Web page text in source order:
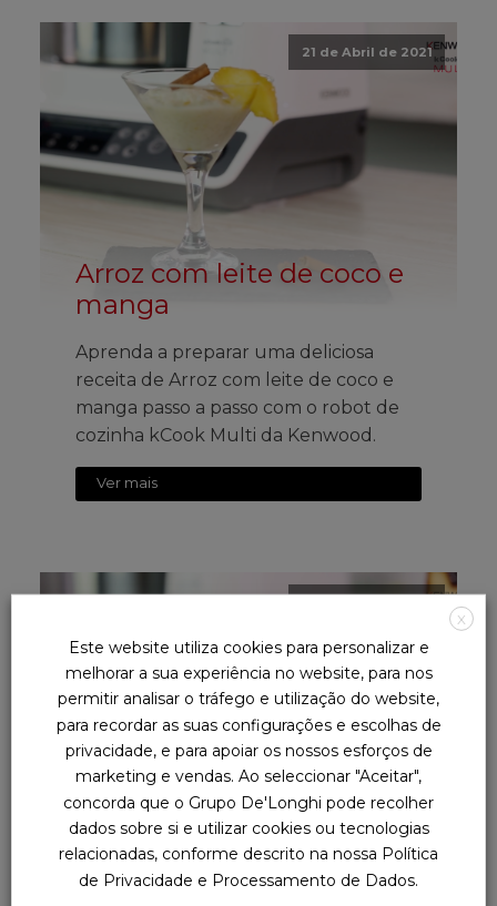
21 de Abril de 2021
Arroz com leite de coco e
manga
Aprenda a preparar uma deliciosa
receita de Arroz com leite de coco e
manga passo a passo com o robot de
cozinha kCook Multi da Kenwood.
Ver mais
Tarte de queijo
Aprenda a preparar uma deliciosa
X
Este website utiliza cookies para personalizar e
melhorar a sua experiência no website, para nos
permitir analisar o tráfego e utilização do website,
para recordar as suas configurações e escolhas de
privacidade, e para apoiar os nossos esforços de
marketing e vendas. Ao seleccionar "Aceitar",
concorda que o Grupo De'Longhi pode recolher
dados sobre si e utilizar cookies ou tecnologias
relacionadas, conforme descrito na nossa Política
de Privacidade e Processamento de Dados.